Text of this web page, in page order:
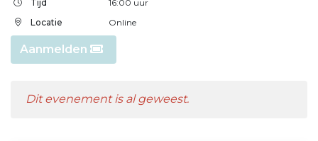
Tijd
16:00 uur
Locatie
Online
Aanmelden
Dit evenement is al geweest.